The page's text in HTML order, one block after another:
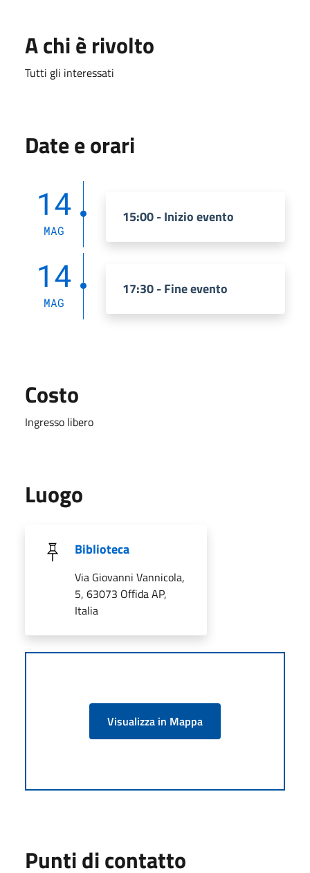
A chi è rivolto
Tutti gli interessati
Date e orari
14
MAG
15:00 - Inizio evento
14
MAG
17:30 - Fine evento
Costo
Ingresso libero
Luogo
Biblioteca
Via Giovanni Vannicola,
5, 63073 Offida AP,
Italia
Visualizza in Mappa
Punti di contatto